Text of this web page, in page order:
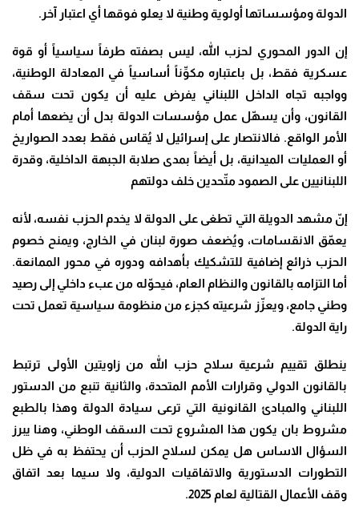
الدولة ومؤسساتها أولوية وطنية لا يعلو فوقها أي اعتبار آخر .
إن الدور المحوري لحزب الله، ليس بصفته طرفاً سياسياً أو قوة
عسكرية فقط، بل باعتباره مكوِّناً أساسياً في المعادلة الوطنية،
وواجبه تجاه الداخل اللبناني يفرض عليه أن يكون تحت سقف
القانون، وأن يسهّل عمل مؤسسات الدولة بدل أن يضعها أمام
الأمر الواقع. فالانتصار على إسرائيل لا يُقاس فقط بعدد الصواريخ
أو العمليات الميدانية، بل أيضاً بمدى صلابة الجبهة الداخلية، وقدرة
اللبنانيين على الصمود متّحدين خلف دولتهم
إنّ مشهد الدويلة التي تطغى على الدولة لا يخدم الحزب نفسه، لأنه
يعمّق الانقسامات، ويُضعف صورة لبنان في الخارج، ويمنح خصوم
الحزب ذرائع إضافية للتشكيك بأهدافه ودوره في محور الممانعة.
أما التزامه بالقانون والنظام العام، فيحوّله من عبء داخلي إلى رصيد
وطني جامع، ويعزّز شرعيته كجزء من منظومة سياسية تعمل تحت
راية الدولة.
ينطلق تقييم شرعية سلاح حزب الله من زاويتين الأولى ترتبط
بالقانون الدولي وقرارات الأمم المتحدة، والثانية تنبع من الدستور
اللبناني والمبادئ القانونية التي ترعى سيادة الدولة وهذا بالطبع
مشروط بان يكون هذا المشروع تحت السقف الوطني، وهنا يبرز
السؤال الاساس هل يمكن لسلاح الحزب أن يحتفظ به في ظل
التطورات الدستورية والاتفاقيات الدولية، ولا سيما بعد اتفاق
وقف الأعمال القتالية لعام 2025
.